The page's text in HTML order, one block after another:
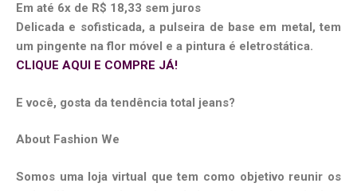
Em até 6x de R$ 18,33 sem juros
Delicada e sofisticada, a pulseira de base em metal, tem
um pingente na flor móvel e a pintura é eletrostática.
CLIQUE AQUI E COMPRE JÁ!
E você, gosta da tendência total jeans?
About Fashion We
Somos uma loja virtual que tem como objetivo reunir os